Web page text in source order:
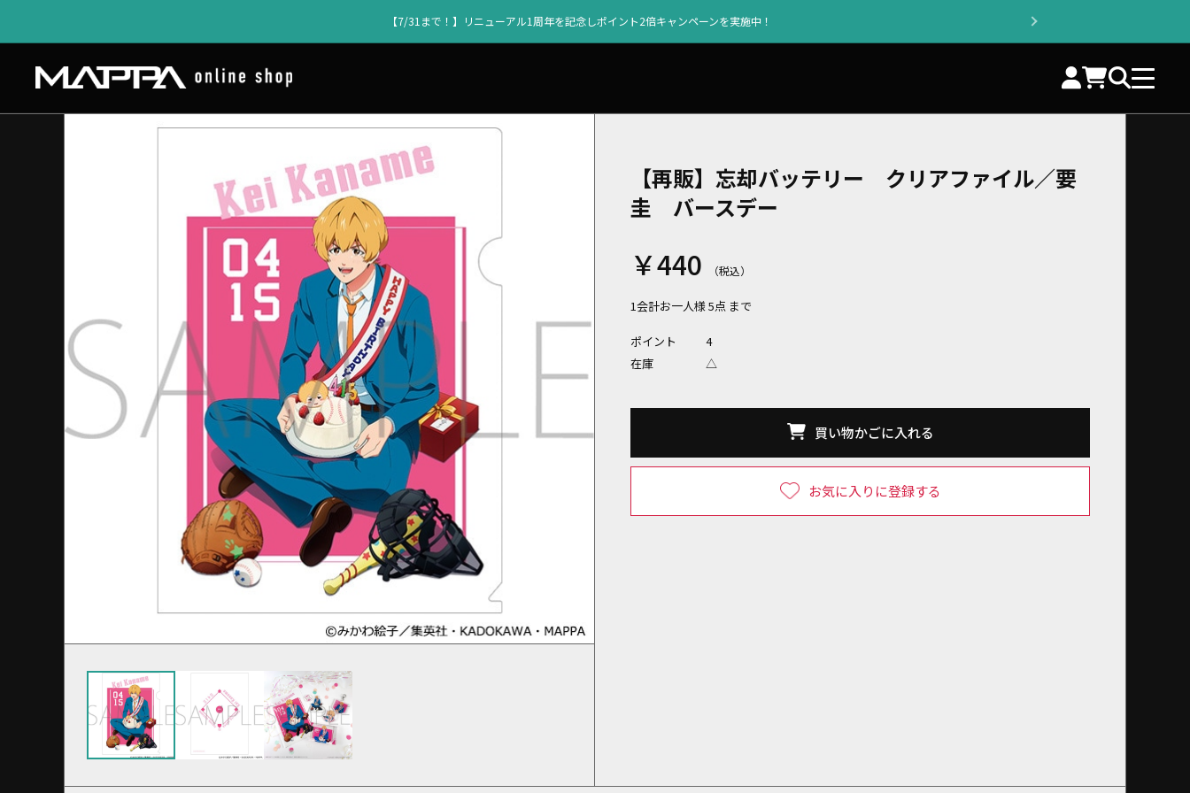
【7/31まで！】リニューアル1周年を記念しポイント2倍キャンペーンを実施中！
【再販】忘却バッテリー クリアファイル／要
圭 バースデー
￥440
1会計お一人様 5点 まで
ポイント
4
在庫
△
買い物かごに入れる
お気に入りに登録する